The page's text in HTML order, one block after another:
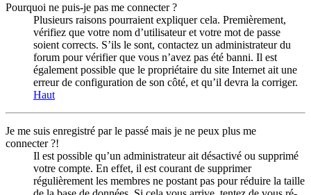
Pourquoi ne puis-je pas me connecter ?
Plusieurs raisons pourraient expliquer cela. Premièrement,
vérifiez que votre nom d’utilisateur et votre mot de passe
soient corrects. S’ils le sont, contactez un administrateur du
forum pour vérifier que vous n’avez pas été banni. Il est
également possible que le propriétaire du site Internet ait une
erreur de configuration de son côté, et qu’il devra la corriger.
Haut
Je me suis enregistré par le passé mais je ne peux plus me
connecter ?!
Il est possible qu’un administrateur ait désactivé ou supprimé
votre compte. En effet, il est courant de supprimer
régulièrement les membres ne postant pas pour réduire la taille